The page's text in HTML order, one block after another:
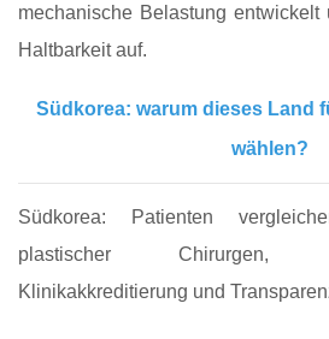
mechanische Belastung
Haltbarkeit auf.
Südkorea: warum dieses Land
wählen?
Südkorea: Patienten
plastischer Chirurgen,
Klinikakkreditierung und